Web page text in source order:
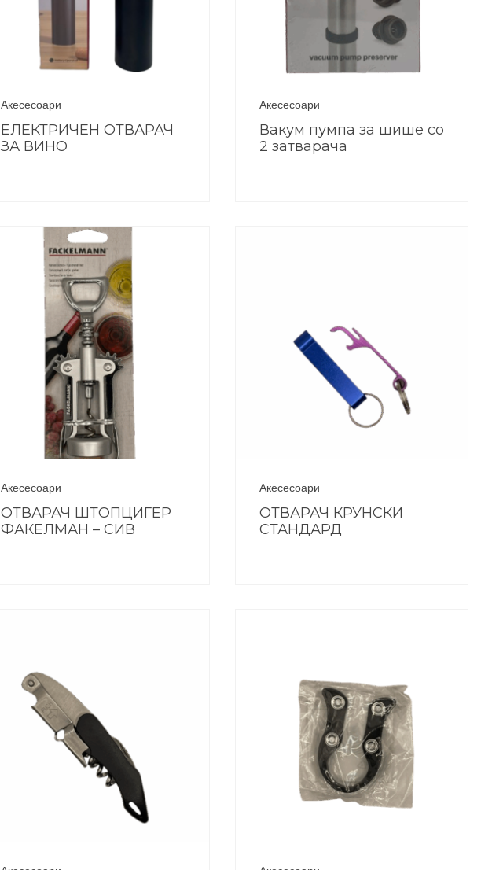
Акесесоари
ЕЛЕКТРИЧЕН ОТВАРАЧ
ЗА ВИНО
Акесесоари
Вакум пумпа за шише со
2 затварача
Акесесоари
ОТВАРАЧ ШТОПЦИГЕР
ФАКЕЛМАН – СИВ
Акесесоари
ОТВАРАЧ КРУНСКИ
СТАНДАРД